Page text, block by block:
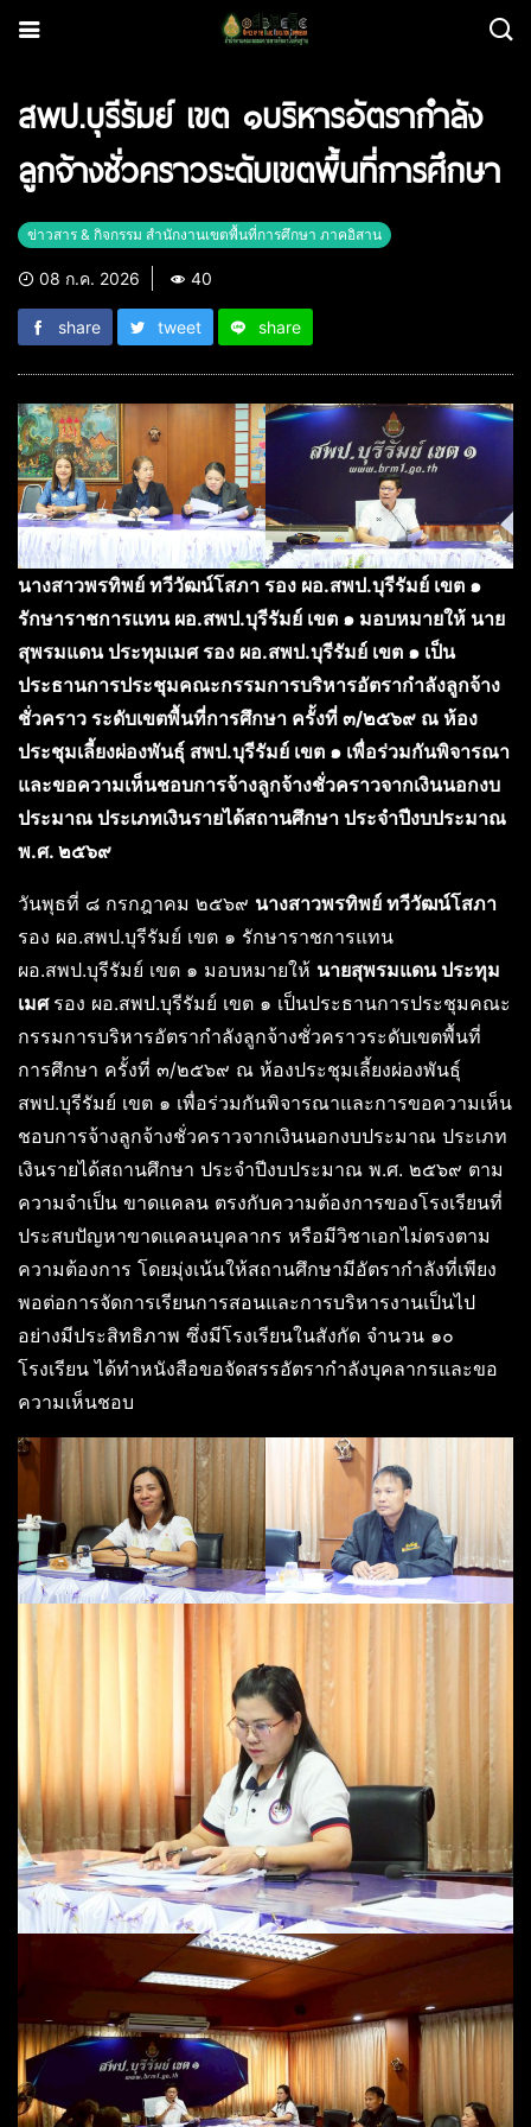
สพป.บุรีรัมย์ เขต ๑บริหารอัตรากำลัง
ลูกจ้างชั่วคราวระดับเขตพื้นที่การศึกษา
ข่าวสาร & กิจกรรม สำนักงานเขตพื้นที่การศึกษา ภาคอิสาน
08 ก.ค. 2026 40
share tweet share
นางสาวพรทิพย์ ทวีวัฒน์โสภา รอง ผอ.สพป.บุรีรัมย์ เขต ๑
รักษาราชการแทน ผอ.สพป.บุรีรัมย์ เขต ๑ มอบหมายให้ นาย
สุพรมแดน ประทุมเมศ รอง ผอ.สพป.บุรีรัมย์ เขต ๑ เป็น
ประธานการประชุมคณะกรรมการบริหารอัตรากำลังลูกจ้าง
ชั่วคราว ระดับเขตพื้นที่การศึกษา ครั้งที่ ๓/๒๕๖๙ ณ ห้อง
ประชุมเลี้ยงผ่องพันธุ์ สพป.บุรีรัมย์ เขต ๑ เพื่อร่วมกันพิจารณา
และขอความเห็นชอบการจ้างลูกจ้างชั่วคราวจากเงินนอกงบ
ประมาณ ประเภทเงินรายได้สถานศึกษา ประจำปีงบประมาณ
พ.ศ. ๒๕๖๙
วันพุธที่ ๘ กรกฎาคม ๒๕๖๙ นางสาวพรทิพย์ ทวีวัฒน์โสภา
รอง ผอ.สพป.บุรีรัมย์ เขต ๑ รักษาราชการแทน
ผอ.สพป.บุรีรัมย์ เขต ๑ มอบหมายให้ นายสุพรมแดน ประทุม
เมศ รอง ผอ.สพป.บุรีรัมย์ เขต ๑ เป็นประธานการประชุมคณะ
กรรมการบริหารอัตรากำลังลูกจ้างชั่วคราวระดับเขตพื้นที่
การศึกษา ครั้งที่ ๓/๒๕๖๙ ณ ห้องประชุมเลี้ยงผ่องพันธุ์
สพป.บุรีรัมย์ เขต ๑ เพื่อร่วมกันพิจารณาและการขอความเห็น
ชอบการจ้างลูกจ้างชั่วคราวจากเงินนอกงบประมาณ ประเภท
เงินรายได้สถานศึกษา ประจำปีงบประมาณ พ.ศ. ๒๕๖๙ ตาม
ความจำเป็น ขาดแคลน ตรงกับความต้องการของโรงเรียนที่
ประสบปัญหาขาดแคลนบุคลากร หรือมีวิชาเอกไม่ตรงตาม
ความต้องการ โดยมุ่งเน้นให้สถานศึกษามีอัตรากำลังที่เพียง
พอต่อการจัดการเรียนการสอนและการบริหารงานเป็นไป
อย่างมีประสิทธิภาพ ซึ่งมีโรงเรียนในสังกัด จำนวน ๑๐
โรงเรียน ได้ทำหนังสือขอจัดสรรอัตรากำลังบุคลากรและขอ
ความเห็นชอบ